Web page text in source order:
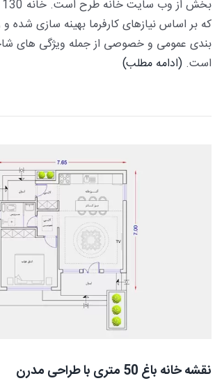
که بر اساس نیازهای کارفرما بهینه سازی شده
بندی عمومی و خصوصی از جمله ویژگی های
است. (ادامه مطلب)
نقشه خانه باغ 50 متری با طراحی مدرن